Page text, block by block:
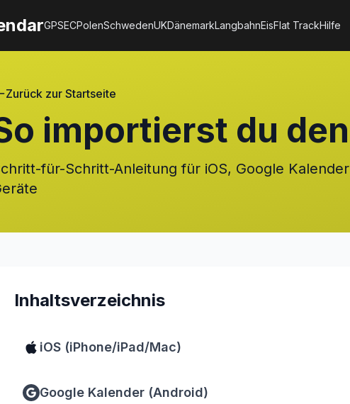
GPSECPolenSchwedenUKDänemarkLangbahnEisFlat TrackHilfe
Zurück zur Startseite
importierst du
für-Schritt-Anleitung für iOS, Google
Inhaltsverzeichnis
iOS (iPhone/iPad/Mac)
Google Kalender (Android)